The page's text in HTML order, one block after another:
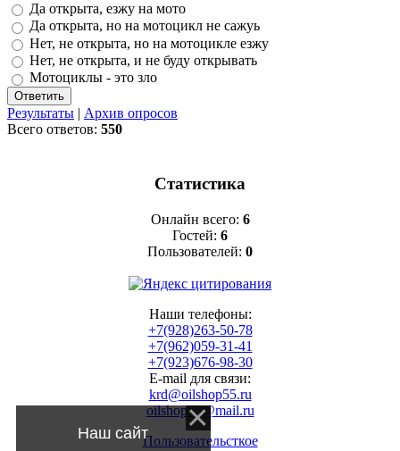
Да открыта, езжу на мото
Да открыта, но на мотоцикл не сажуь
Нет, не открыта, но на мотоцикле езжу
Нет, не открыта, и не буду открывать
Мотоциклы - это зло
Результаты | Архив опросов
Всего ответов: 550
Статистика
Онлайн всего: 6
Гостей: 6
Пользователей: 0
Наши телефоны:
+7(928)263-50-78
+7(962)059-31-41
+7(923)676-98-30
E-mail для связи:
krd@oilshop55.ru
oilshop55@mail.ru
Пользовательсткое
Наш сайт